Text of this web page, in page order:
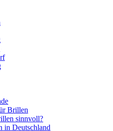
Brillen
sinnvoll?
in Deutschland